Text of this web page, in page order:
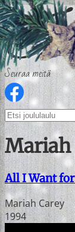
Seuraa meitä
Mariah
All I Want
Mariah Carey
1994